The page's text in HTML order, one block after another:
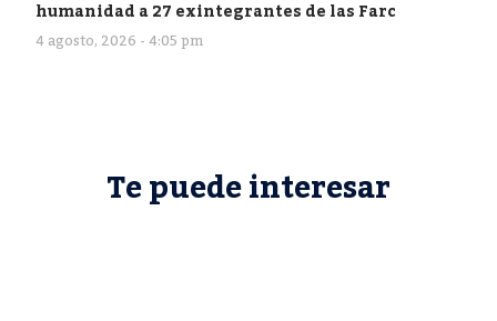
humanidad a 27 exintegrantes de las Farc
4 agosto, 2026 - 4:05 pm
Te puede interesar